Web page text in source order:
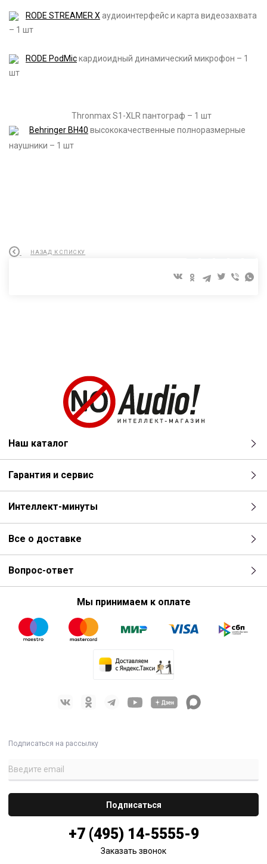
RODE STREAMER X аудиоинтерфейс и карта видеозахвата
– 1 шт
RODE PodMicкардиоидный динамический микрофон – 1
шт
Thronmax S1-XLR пантограф – 1 шт
Behringer BH40 высококачественные полноразмерные
наушники – 1 шт
НАЗАД К СПИСКУ
Наш каталог
Гарантия и сервис
Интеллект-минуты
Все о доставке
Вопрос-ответ
Мы принимаем к оплате
Подписаться на рассылку
+7 (495) 14-5555-9
Заказать звонок